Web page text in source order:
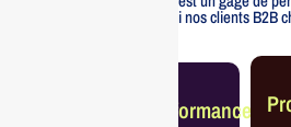
Voici pourquoi nos clients B2B
Performance